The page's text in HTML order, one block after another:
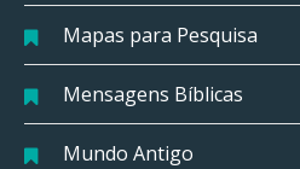
Mapas para Pesquisa
Mensagens Bíblicas
Mundo Antigo